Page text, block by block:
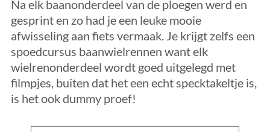
Na elk baanonderdeel van de ploegen werd en
gesprint en zo had je een leuke mooie
afwisseling aan fiets vermaak. Je krijgt zelfs een
spoedcursus baanwielrennen want elk
wielrenonderdeel wordt goed uitgelegd met
filmpjes, buiten dat het een echt specktakeltje is,
is het ook dummy proef!